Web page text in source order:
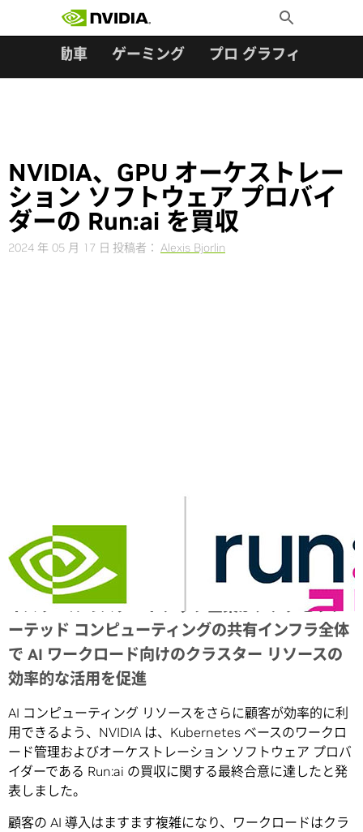
Toggle
Search
自動車 ゲーミング プロ グラフィックス
NVIDIA、GPU オーケストレー
ション ソフトウェア プロバイ
ダーの Run:ai を買収
2024 年 05 月 17 日 投稿者： Alexis Bjorlin
イスラエルのスタートアップ企業が、アクセラレ
ーテッド コンピューティングの共有インフラ全体
で AI ワークロード向けのクラスター リソースの
効率的な活用を促進
AI コンピューティング リソースをさらに顧客が効率的に利
用できるよう、NVIDIA は、Kubernetes ベースのワークロ
ード管理およびオーケストレーション ソフトウェア プロバ
イダーである Run:ai の買収に関する最終合意に達したと発
表しました。
顧客の AI 導入はますます複雑になり、ワークロードはクラ